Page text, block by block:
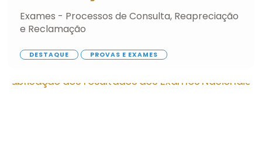
Exames - Processos de Consulta, Reapreciação
e Reclamação
DESTAQUE PROVAS E EXAMES